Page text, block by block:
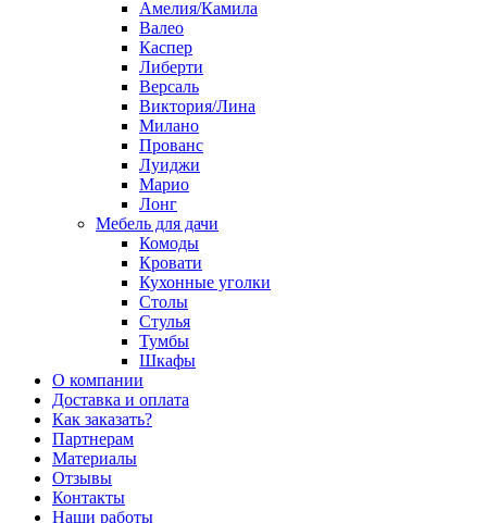
Амелия/Камила
Валео
Каспер
Либерти
Версаль
Виктория/Лина
Милано
Прованс
Луиджи
Марио
Лонг
Мебель для дачи
Комоды
Кровати
Кухонные уголки
Столы
Стулья
Тумбы
Шкафы
О компании
Доставка и оплата
Как заказать?
Партнерам
Материалы
Отзывы
Контакты
Наши работы